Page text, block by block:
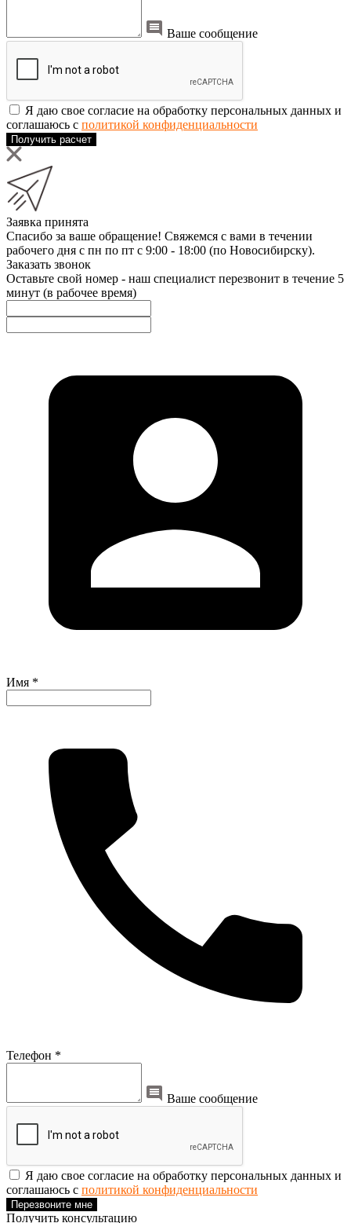
Ваше сообщение
Я даю свое согласие на обработку персональных данных и
соглашаюсь с политикой конфиденциальности
Получить расчет
Заявка принята
Спасибо за ваше обращение! Свяжемся с вами в течении
рабочего дня с пн по пт с 9:00 - 18:00 (по Новосибирску).
Заказать звонок
Оставьте свой номер - наш специалист перезвонит в течение 5
минут (в рабочее время)
Имя *
Телефон *
Ваше сообщение
Я даю свое согласие на обработку персональных данных и
соглашаюсь с политикой конфиденциальности
Перезвоните мне
Получить консультацию